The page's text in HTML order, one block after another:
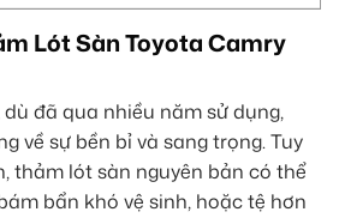
Lót Sàn Toyota Camry
đã qua nhiều năm sử dụng,
về sự bền bỉ và sang trọng. Tuy
thảm lót sàn nguyên bản có thể
bẩn khó vệ sinh, hoặc tệ hơn